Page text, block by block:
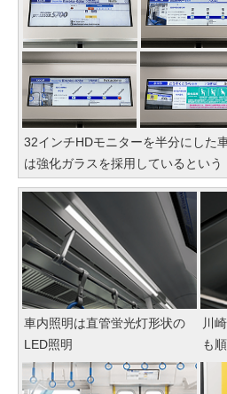
32インチHDモニターを半分にした
は強化ガラスを採用しているという
車内照明は直管蛍光灯形状の
LED照明
川
も